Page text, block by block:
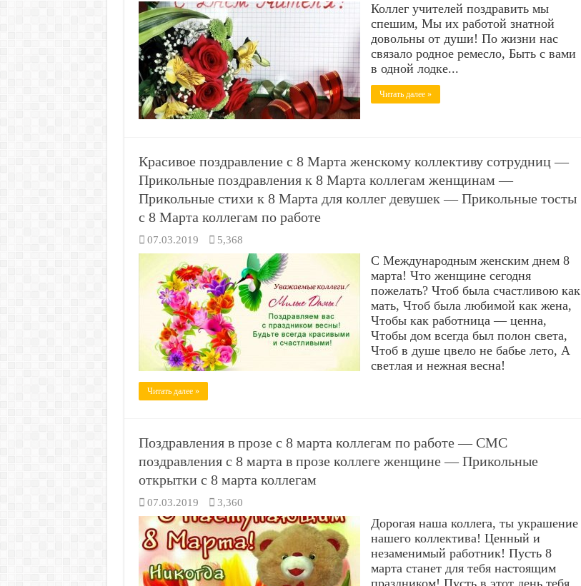
Коллег учителей поздравить мы
спешим, Мы их работой знатной
довольны от души! По жизни нас
связало родное ремесло, Быть с вами
в одной лодке...
Читать далее »
Красивое поздравление с 8 Марта женскому коллективу сотрудниц —
Прикольные поздравления к 8 Марта коллегам женщинам —
Прикольные стихи к 8 Марта для коллег девушек — Прикольные тосты
с 8 Марта коллегам по работе
07.03.2019 5,368
С Международным женским днем 8
марта! Что женщине сегодня
пожелать? Чтоб была счастливою как
мать, Чтоб была любимой как жена,
Чтобы как работница — ценна,
Чтобы дом всегда был полон света,
Чтоб в душе цвело не бабье лето, А
светлая и нежная весна!
Читать далее »
Поздравления в прозе с 8 марта коллегам по работе — СМС
поздравления с 8 марта в прозе коллеге женщине — Прикольные
открытки с 8 марта коллегам
07.03.2019 3,360
Дорогая наша коллега, ты украшение
нашего коллектива! Ценный и
незаменимый работник! Пусть 8
марта станет для тебя настоящим
праздником! Пусть в этот день тебя